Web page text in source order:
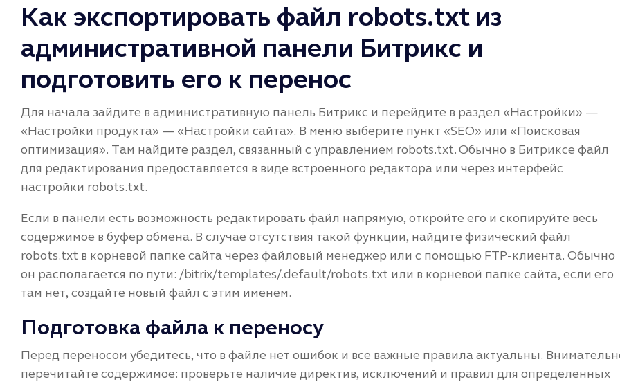
Как экспортировать файл robots.txt из
административной панели Битрикс и
подготовить его к перенос
Для начала зайдите в административную панель Битрикс и перейдите в раздел «Настройки» —
«Настройки продукта» — «Настройки сайта». В меню выберите пункт «SEO» или «Поисковая
оптимизация». Там найдите раздел, связанный с управлением robots.txt. Обычно в Битриксе файл
для редактирования предоставляется в виде встроенного редактора или через интерфейс
настройки robots.txt.
Если в панели есть возможность редактировать файл напрямую, откройте его и скопируйте весь
содержимое в буфер обмена. В случае отсутствия такой функции, найдите физический файл
robots.txt в корневой папке сайта через файловый менеджер или с помощью FTP-клиента. Обычно
он располагается по пути: /bitrix/templates/.default/robots.txt или в корневой папке сайта, если его
там нет, создайте новый файл с этим именем.
Подготовка файла к переносу
Перед переносом убедитесь, что в файле нет ошибок и все важные правила актуальны.
перечитайте содержимое: проверьте наличие директив, исключений и правил для определенных